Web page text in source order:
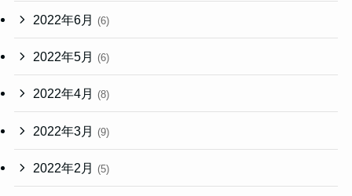
2022年6月 (6)
2022年5月 (6)
2022年4月 (8)
2022年3月 (9)
2022年2月 (5)